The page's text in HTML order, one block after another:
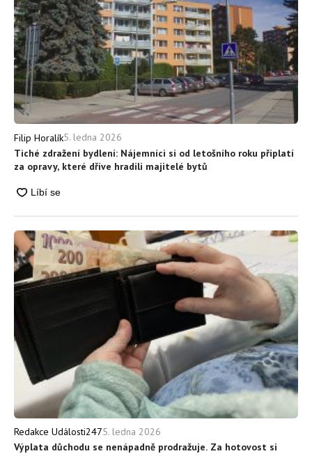
Filip Horalík5. ledna 2026
Tiché zdražení bydlení: Nájemníci si od letošního roku připlatí
za opravy, které dříve hradili majitelé bytů
Redakce Události2475. ledna 2026
Výplata důchodu se nenápadně prodražuje. Za hotovost si